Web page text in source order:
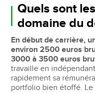
Quels sont
domaine du
En début de carrière,
environ 2500 euros
3000 à 3500 euros
travaille en
rapidement sa
portfolio bien étoffé.